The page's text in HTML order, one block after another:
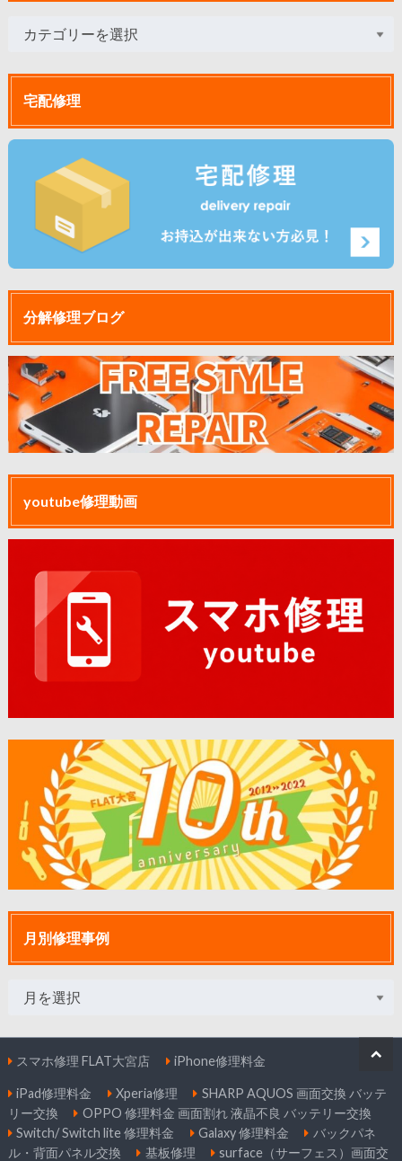
宅配修理
分解修理ブログ
youtube修理動画
月別修理事例
スマホ修理 FLAT大宮店 iPhone修理料金
iPad修理料金 Xperia修理
SHARP AQUOS 画面交換 バッテ
リー交換
OPPO 修理料金 画面割れ 液晶不良 バッテリー交換
Switch/ Switch lite 修理料金
Galaxy 修理料金
バックパネ
ル・背面パネル交換
基板修理 surface（サーフェス）画面交